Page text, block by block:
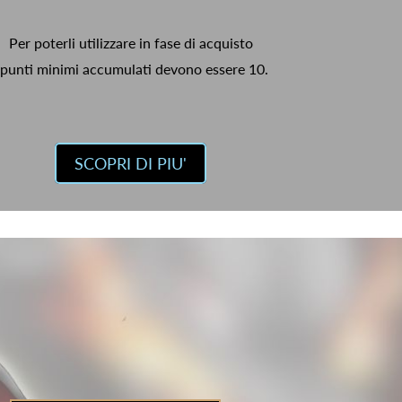
Per poterli utilizzare in fase di acquisto
minimi accumulati devono essere 10.
SCOPRI DI PIU'